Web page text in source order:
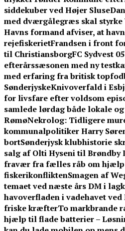
siddekuber ved Højer Sluse
med dværgålegræs skal styrke
Havns formand afviser, at
rejefiskerietFrandsen i front
til ChristiansborgFC Sydvest
efterårssæsonen med ny
med erfaring fra britisk
SønderjyskeKnivoverfald i
for livsfare efter voldsom
samlede lørdag både lokale
RømøNekrolog: Tidligere
kommunalpolitiker Harry
bortSønderjysk klubhistorie
salg af Olti Hyseni til Brøndby
fravær fra fælles råb om
fiskerikonfliktenSmagen af
temaet ved næste års DM i
havoverfladen i vadehavet ved
friske kræfterTo markbrande
hjælp til flade batterier –